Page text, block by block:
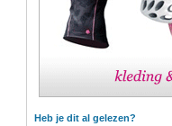
Heb je dit al gelezen?